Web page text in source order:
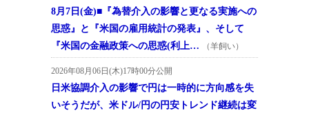
8月7日(金)■『為替介入の影響と更なる実施への
思惑』と『米国の雇用統計の発表』、そして
『米国の金融政策への思惑(利上…
（羊飼い）
2026年08月06日(木)17時00分公開
日米協調介入の影響で円は一時的に方向感を失
いそうだが、米ドル/円の円安トレンド継続は変